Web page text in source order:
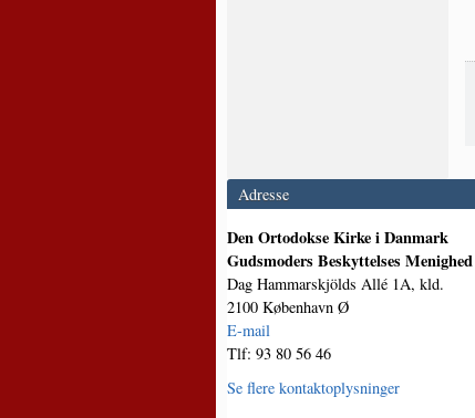
Adresse
Den Ortodokse Kirke i Danmark
Gudsmoders Beskyttelses Menighed
Dag Hammarskjölds Allé 1A, kld.
2100 København Ø
E-mail
Tlf: 93 80 56 46
Se flere kontaktoplysninger